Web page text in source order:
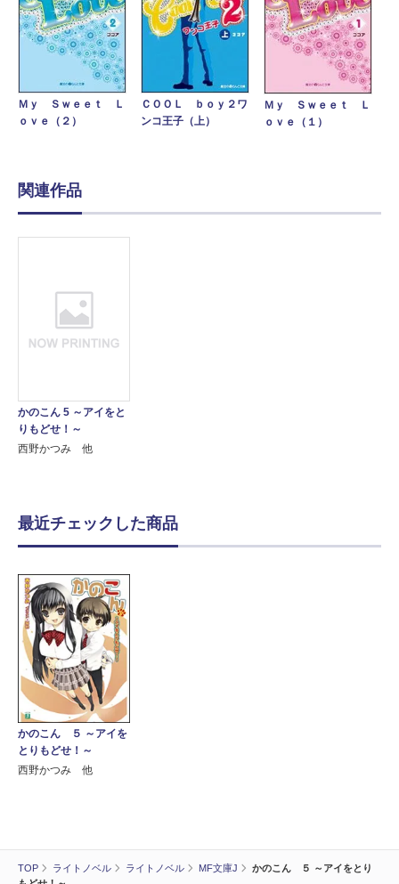
TOP ライトノベル ライトノベル MF文庫J
かのこん ５ ～アイをとり
Ｍｙ Ｓｗｅｅｔ Ｌ
ｏｖｅ（２）
ＣＯＯＬ ｂｏｙ２ワ
ンコ王子（上）
Ｍｙ Ｓｗｅｅｔ Ｌ
ｏｖｅ（１）
関連作品
かのこん 5 ～アイをと
りもどせ！～
西野かつみ 他
最近チェックした商品
かのこん ５ ～アイを
とりもどせ！～
西野かつみ 他